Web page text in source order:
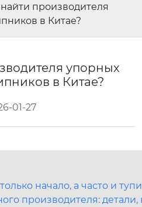
найти производителя
в Китае?
упорных
в Китае?
01-27
начало, а часто и
производителя: